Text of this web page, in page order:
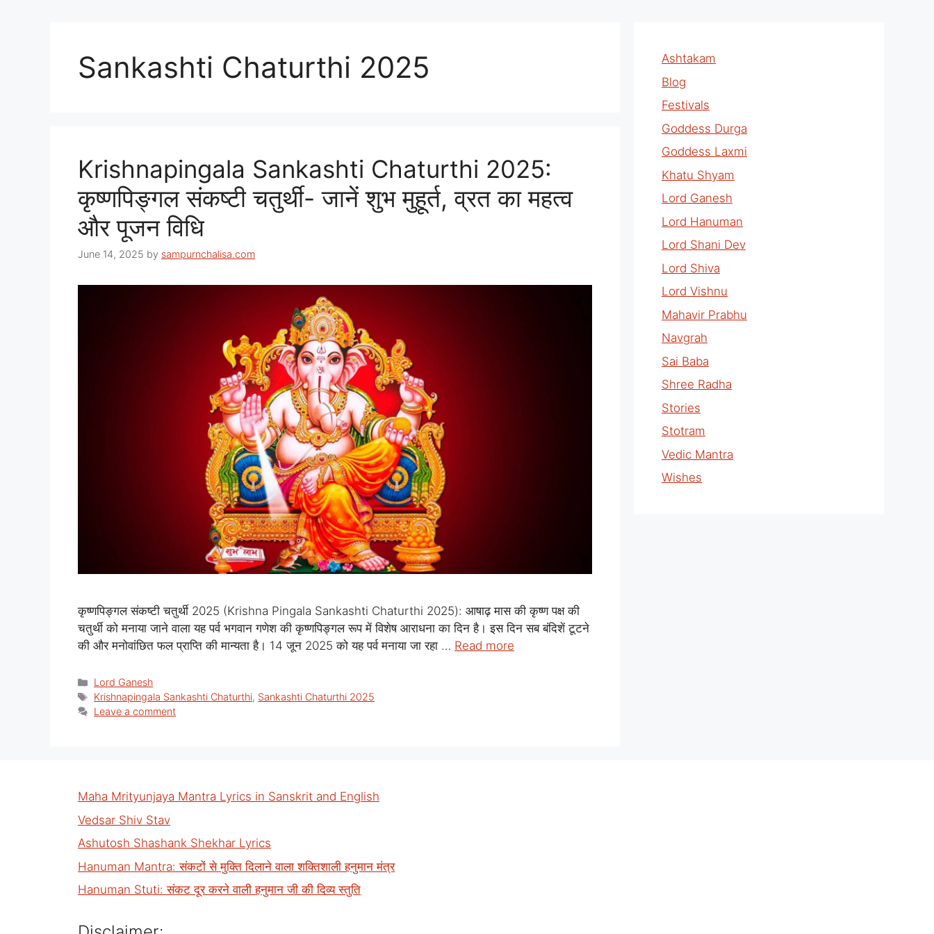
Sankashti Chaturthi 2025
Krishnapingala Sankashti Chaturthi 2025:
कृष्णपिङ्गल संकष्टी चतुर्थी- जानें शुभ मुहूर्त, व्रत का महत्व
और पूजन विधि
June 14, 2025 by sampurnchalisa.com
कृष्णपिङ्गल संकष्टी चतुर्थी 2025 (Krishna Pingala Sankashti Chaturthi 2025): आषाढ़ मास की कृष्ण पक्ष की
चतुर्थी को मनाया जाने वाला यह पर्व भगवान गणेश की कृष्णपिङ्गल रूप में विशेष आराधना का दिन है। इस दिन सब बंदिशें टूटने
की और मनोवांछित फल प्राप्ति की मान्यता है। 14 जून 2025 को यह पर्व मनाया जा रहा … Read more
Categories
Lord Ganesh
Tags
Krishnapingala Sankashti Chaturthi, Sankashti Chaturthi 2025
Leave a comment
Ashtakam
Blog
Festivals
Goddess Durga
Goddess Laxmi
Khatu Shyam
Lord Ganesh
Lord Hanuman
Lord Shani Dev
Lord Shiva
Lord Vishnu
Mahavir Prabhu
Navgrah
Sai Baba
Shree Radha
Stories
Stotram
Vedic Mantra
Wishes
Maha Mrityunjaya Mantra Lyrics in Sanskrit and English
Vedsar Shiv Stav
Ashutosh Shashank Shekhar Lyrics
Hanuman Mantra: संकटों से मुक्ति दिलाने वाला शक्तिशाली हनुमान मंत्र
Hanuman Stuti: संकट दूर करने वाली हनुमान जी की दिव्य स्तुति